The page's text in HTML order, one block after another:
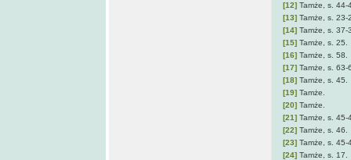
[12] Tamże, s. 44-
[13] Tamże, s. 23-
[14] Tamże, s. 37-
[15] Tamże, s. 25.
[16] Tamże, s. 58.
[17] Tamże, s. 63-
[18] Tamże, s. 45.
[19] Tamże.
[20] Tamże.
[21] Tamże, s. 45-
[22] Tamże, s. 46.
[23] Tamże, s. 45-
[24] Tamże, s. 17.